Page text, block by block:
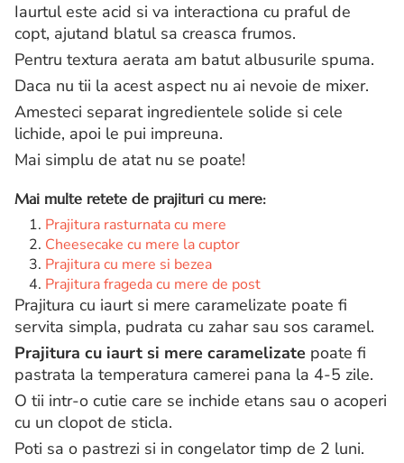
Iaurtul este acid si va interactiona cu praful de
copt, ajutand blatul sa creasca frumos.
Pentru textura aerata am batut albusurile spuma.
Daca nu tii la acest aspect nu ai nevoie de mixer.
Amesteci separat ingredientele solide si cele
lichide, apoi le pui impreuna.
Mai simplu de atat nu se poate!
Mai multe retete de prajituri cu mere:
Prajitura rasturnata cu mere
Cheesecake cu mere la cuptor
Prajitura cu mere si bezea
Prajitura frageda cu mere de post
Prajitura cu iaurt si mere caramelizate poate fi
servita simpla, pudrata cu zahar sau sos caramel.
Prajitura cu iaurt si mere caramelizate poate fi
pastrata la temperatura camerei pana la 4-5 zile.
O tii intr-o cutie care se inchide etans sau o acoperi
cu un clopot de sticla.
Poti sa o pastrezi si in congelator timp de 2 luni.